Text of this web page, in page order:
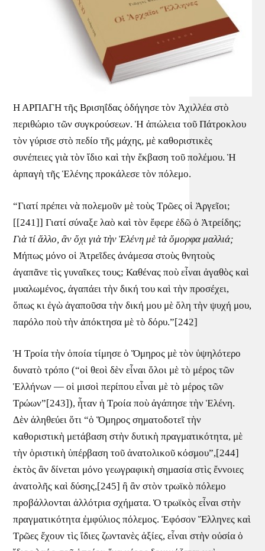
Η ΑΡΠΑΓΗ τῆς Βρισηΐδας ὁδήγησε τὸν Ἀχιλλέα στὸ
περιθώριο τῶν συγκρούσεων. Ἡ ἀπώλεια τοῦ Πάτροκλου
τὸν γύρισε στὸ πεδίο τῆς μάχης, μὲ καθοριστικὲς
συνέπειες γιὰ τὸν ἴδιο καὶ τὴν ἔκβαση τοῦ πολέμου. Ἡ
ἁρπαγὴ τῆς Ἑλένης προκάλεσε τὸν πόλεμο.
“Γιατί πρέπει νὰ πολεμοῦν μὲ τοὺς Τρῶες οἱ Ἀργεῖοι;
[[241]] Γιατί σύναξε λαὸ καὶ τὸν ἔφερε ἐδῶ ὁ Ἀτρείδης;
Γιὰ τί ἄλλο, ἂν ὄχι γιὰ τὴν Ἑλένη μὲ τὰ ὄμορφα μαλλιά;
Μήπως μόνο οἱ Ἀτρεῖδες ἀνάμεσα στοὺς θνητοὺς
ἀγαπᾶνε τὶς γυναῖκες τους; Καθένας ποὺ εἶναι ἀγαθὸς καὶ
μυαλωμένος, ἀγαπάει τὴν δική του καὶ τὴν προσέχει,
ὅπως κι ἐγὼ ἀγαποῦσα τὴν δική μου μὲ ὅλη τὴν ψυχή μου,
παρόλο ποὺ τὴν ἀπόκτησα μὲ τὸ δόρυ.”[242]
Ἡ Τροία τὴν ὁποία τίμησε ὁ Ὅμηρος μὲ τὸν ὑψηλότερο
δυνατὸ τρόπο (“οἱ θεοὶ δὲν εἶναι ὅλοι μὲ τὸ μέρος τῶν
Ἑλλήνων — οἱ μισοὶ περίπου εἶναι μὲ τὸ μέρος τῶν
Τρώων”[243]), ἦταν ἡ Τροία ποὺ ἀγάπησε τὴν Ἑλένη.
Δὲν ἀληθεύει ὅτι “ὁ Ὅμηρος σηματοδοτεῖ τὴν
καθοριστικὴ μετάβαση στὴν δυτικὴ πραγματικότητα, μὲ
τὴν ὁριστικὴ ὑπέρβαση τοῦ ἀνατολικοῦ κόσμου”,[244]
ἐκτὸς ἂν δίνεται μόνο γεωγραφικὴ σημασία στὶς ἔννοιες
ἀνατολῆς καὶ δύσης,[245] ἢ ἂν στὸν τρωϊκὸ πόλεμο
προβάλλονται ἀλλότρια σχήματα. Ὁ τρωϊκὸς εἶναι στὴν
πραγματικότητα ἐμφύλιος πόλεμος. Ἐφόσον Ἕλληνες καὶ
Τρῶες ἔχουν τὶς ἴδιες ζωντανὲς ἀξίες, εἶναι στὴν οὐσία ὁ